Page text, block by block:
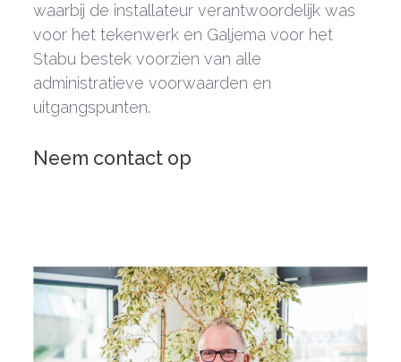
waarbij de installateur verantwoordelijk was
voor het tekenwerk en Galjema voor het
Stabu bestek voorzien van alle
administratieve voorwaarden en
uitgangspunten.
Neem contact op